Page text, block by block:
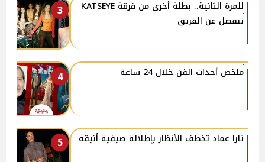
3
للمرة الثانية.. بطلة أخرى من فرقة KATSEYE
تنفصل عن الفريق
4 ملخص أحداث الفن خلال 24 ساعة
5 تارا عماد تخطف الأنظار بإطلالة صيفية أنيقة